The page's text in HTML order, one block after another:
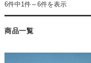
6件中1件～6件を表示
商品一覧